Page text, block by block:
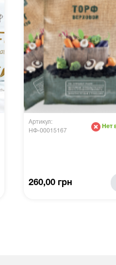
Артикул:
НФ-00015167
Нет
260,00 грн